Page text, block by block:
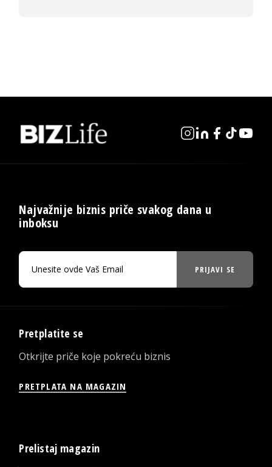
Najvažnije biznis priče svakog dana u
inboksu
PRIJAVI SE
Pretplatite se
Otkrijte priče koje pokreću biznis
PRETPLATA NA MAGAZIN
Prelistaj magazin